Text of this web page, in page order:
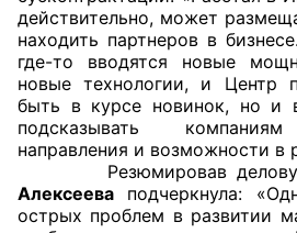
Порядок работы ЦОН
Аппарат ОП КО
УСТАВ ГКУ “АППАРАТ ОП КО”
Доходы руководителя за
действительно, может
находить партнеров в
где-то вводятся новые
новые технологии, и Центр
быть в курсе новинок, но и
подсказывать
направления и возможности в
Резюмировав деловую
Алексеева подчеркнула:
острых проблем в развитии